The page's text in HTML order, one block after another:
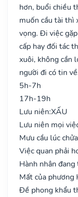
hơn, buổi chiều
muốn cầu tài thì
vọng. Đi việc
cấp hay đối tác
xuôi, không cần
người đi có tin
5h-7h
17h-19h
Lưu niên:XẤU
Lưu niên mọi
Mưu cầu lúc
Việc quan phải
Hành nhân
Mất của phương
Đề phong khẩu